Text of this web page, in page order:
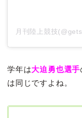
学年は大迫勇也選手
は同じですよね。